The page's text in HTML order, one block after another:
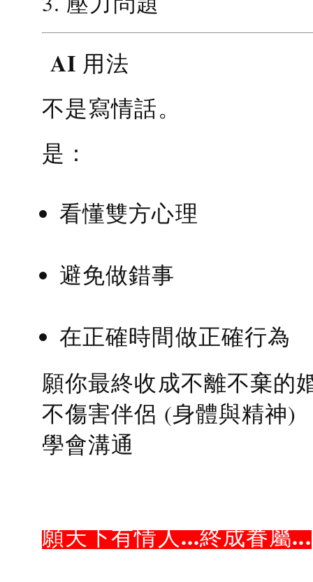
AI 用法
不是寫情話。
是：
看懂雙方心理
避免做錯事
在正確時間做正確行為
願你最終收成不離不棄的
不傷害伴侶 (身體與精神)
學會溝通
願天下有情人...終成眷屬...